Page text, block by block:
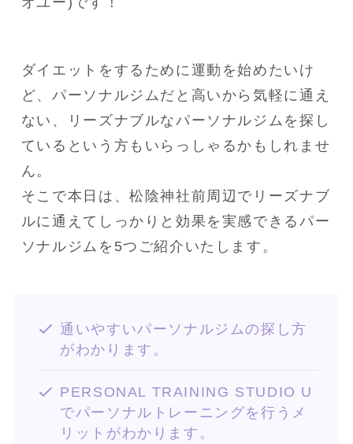
ダイエットをするために運動を始めたいけ
ど、パーソナルジムだと高いから気軽に通え
ない、リーズナブルなパーソナルジムを探し
ているという方もいらっしゃるかもしれませ
ん。
そこで本日は、松陰神社前周辺でリーズナブ
ルに通えてしっかりと効果を実感できるパー
ソナルジムを5つご紹介いたします。
通いやすいパーソナルジムの探し方
がわかります。
PERSONAL TRAINING STUDIO U
でパーソナルトレーニングを行うメ
リットがわかります。